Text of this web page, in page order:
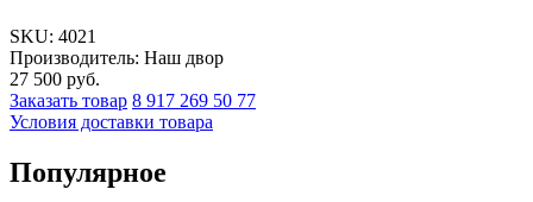
SKU: 4021
Производитель: Наш двор
27 500 руб.
Заказать товар 8 917 269 50 77
Условия доставки товара
Популярное